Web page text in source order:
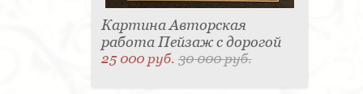
Картина Авторская
работа Пейзаж с дорогой
25 000 руб.30 000 руб.